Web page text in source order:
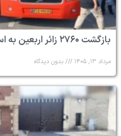
بازگشت ۲۷۶۰ زائر اربعین به استان البرز
مرداد ۱۳, ۱۴۰۵ بدون دیدگاه